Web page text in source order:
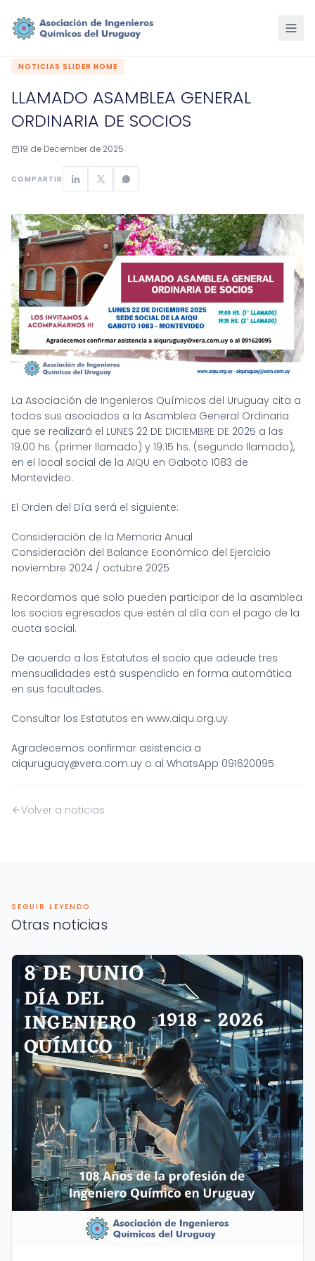
NOTICIAS SLIDER HOME
LLAMADO ASAMBLEA GENERAL
ORDINARIA DE SOCIOS
19 de December de 2025
COMPARTIR
La Asociación de Ingenieros Químicos del Uruguay cita a
todos sus asociados a la Asamblea General Ordinaria
que se realizará el LUNES 22 DE DICIEMBRE DE 2025 a las
19:00 hs. (primer llamado) y 19:15 hs. (segundo llamado),
en el local social de la AIQU en Gaboto 1083 de
Montevideo.
El Orden del Día será el siguiente:
Consideración de la Memoria Anual
Consideración del Balance Económico del Ejercicio
noviembre 2024 / octubre 2025
Recordamos que solo pueden participar de la asamblea
los socios egresados que estén al día con el pago de la
cuota social.
De acuerdo a los Estatutos el socio que adeude tres
mensualidades está suspendido en forma automática
en sus facultades.
Consultar los Estatutos en www.aiqu.org.uy.
Agradecemos confirmar asistencia a
aiquruguay@vera.com.uy o al WhatsApp 091620095
Volver a noticias
SEGUIR LEYENDO
Otras noticias